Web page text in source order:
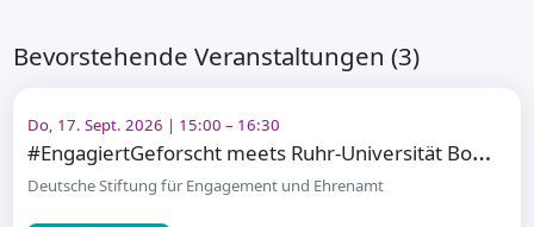
Bevorstehende Veranstaltungen (3)
Do, 17. Sept. 2026 | 15:00 – 16:30
#
EngagiertGeforscht meets Ruhr-Universität Bochum
Deutsche Stiftung für Engagement und Ehrenamt